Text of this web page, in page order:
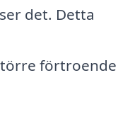
det. Detta
förtroende